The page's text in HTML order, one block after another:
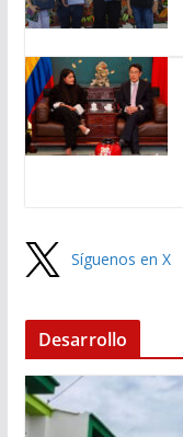
Síguenos en X
Desarrollo